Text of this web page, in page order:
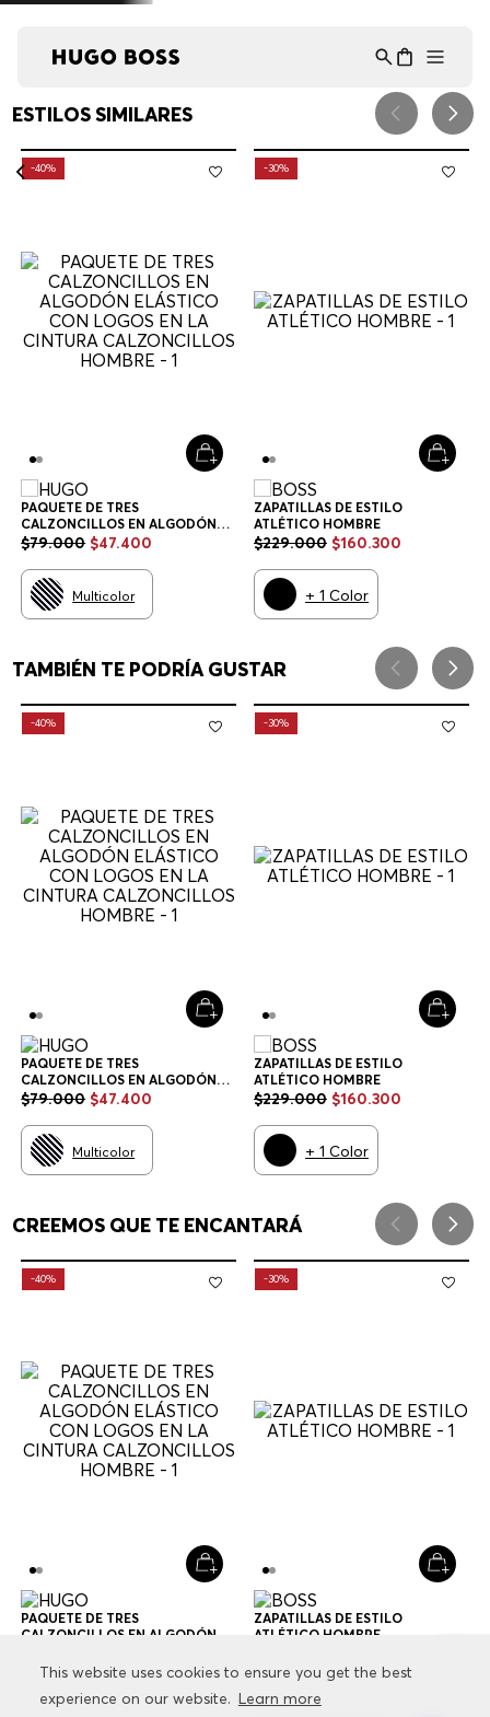
This website uses cookies to ensure you get the best
experience on our website. Learn more
This website uses cookies to ensure you get the best
experience on our website. Learn more
ESTILOS SIMILARES
-40%
PAQUETE DE TRES
CALZONCILLOS EN ALGODÓN
ELÁSTICO CON LOGOS EN LA
HOMBRE
$79.000 $47.400
Multicolor
-30%
ZAPATILLAS DE ESTILO
ATLÉTICO HOMBRE
$229.000 $160.300
+ 1 Color
TAMBIÉN TE PODRÍA GUSTAR
-40%
PAQUETE DE TRES
CALZONCILLOS EN ALGODÓN
ELÁSTICO CON LOGOS EN LA
CINTURA CALZONCILLOS
HOMBRE
$79.000 $47.400
Multicolor
-30%
ZAPATILLAS DE ESTILO
ATLÉTICO HOMBRE
$229.000 $160.300
+ 1 Color
CREEMOS QUE TE ENCANTARÁ
-40%
PAQUETE DE TRES
CALZONCILLOS EN ALGODÓN
CINTURA CALZONCILLOS
Multicolor
-30%
ZAPATILLAS DE ESTILO
ATLÉTICO HOMBRE
+1
Asistente Virtual
en línea ⋮